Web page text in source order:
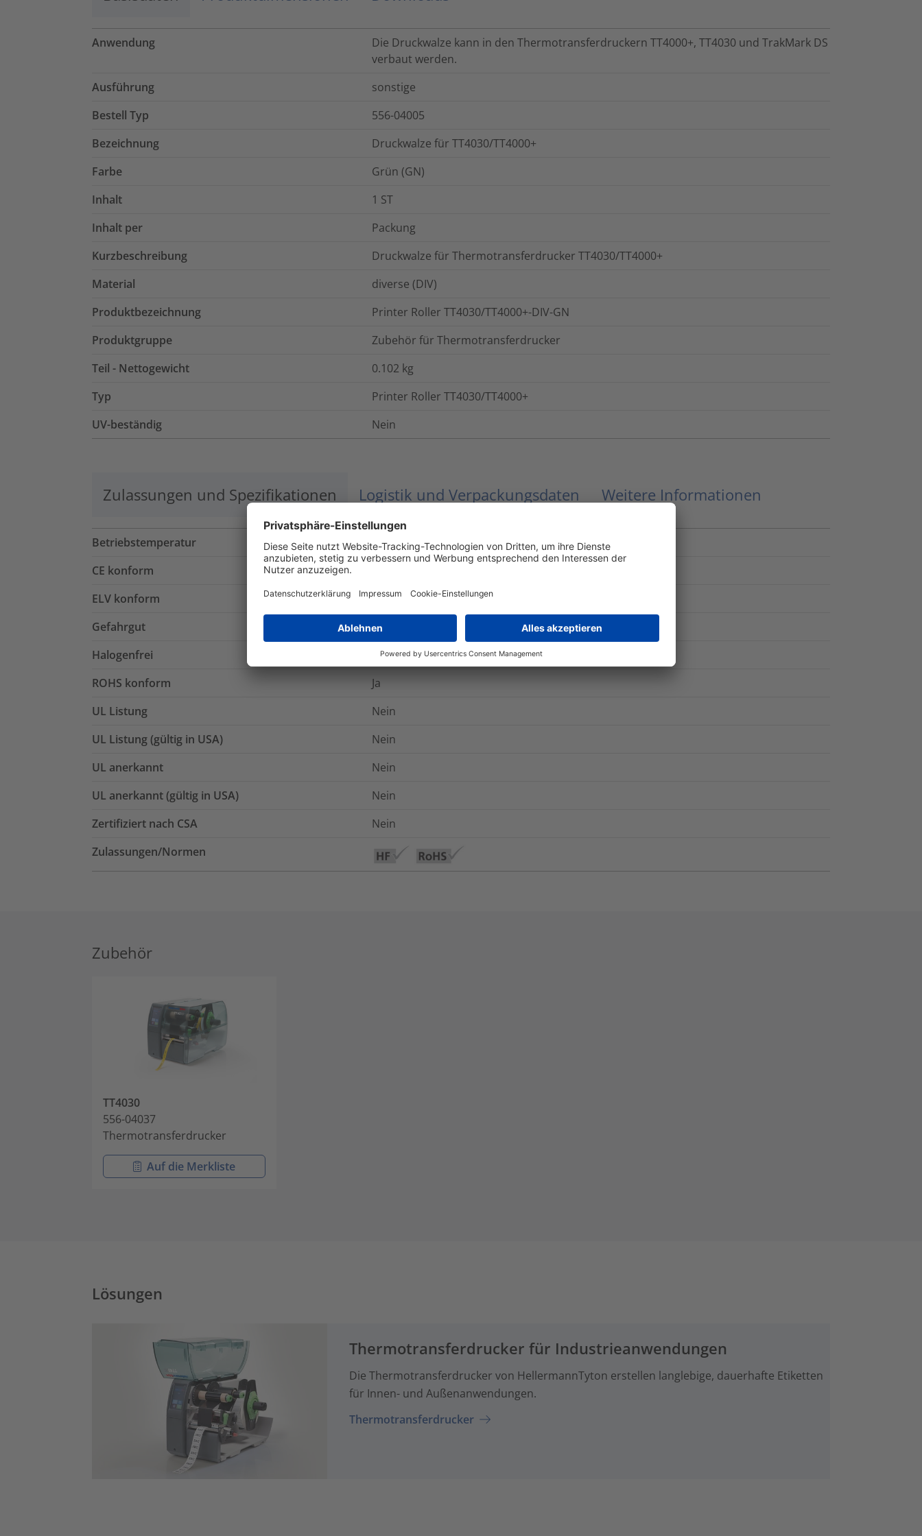
Anwendung
Die Druckwalze kann in den Thermotransferdruckern TT4000+, TT4030 und TrakMark DS
verbaut werden.
Ausführung
sonstige
Bestell Typ
556-04005
Bezeichnung
Druckwalze für TT4030/TT4000+
Farbe
Grün (GN)
Inhalt
1 ST
Inhalt per
Packung
Kurzbeschreibung
Druckwalze für Thermotransferdrucker TT4030/TT4000+
Material
diverse (DIV)
Produktbezeichnung
Printer Roller TT4030/TT4000+-DIV-GN
Produktgruppe
Zubehör für Thermotransferdrucker
Teil - Nettogewicht
0.102 kg
Typ
Printer Roller TT4030/TT4000+
UV-beständig
Nein
Zulassungen und Spezifikationen Logistik und Verpackungsdaten Weitere Informationen
Betriebstemperatur
+4 °C bis +40 °C
CE konform
ELV konform
Ja
Gefahrgut
Nein
Halogenfrei
ROHS konform
Ja
UL Listung
Nein
UL Listung (gültig in USA)
Nein
UL anerkannt
Nein
UL anerkannt (gültig in USA)
Nein
Zertifiziert nach CSA
Nein
Zulassungen/Normen
Zubehör
TT4030
556-04037
Thermotransferdrucker
Auf die Merkliste
Lösungen
Thermotransferdrucker für Industrieanwendungen
Die Thermotransferdrucker von HellermannTyton erstellen langlebige, dauerhafte Etiketten
für Innen- und Außenanwendungen.
Thermotransferdrucker